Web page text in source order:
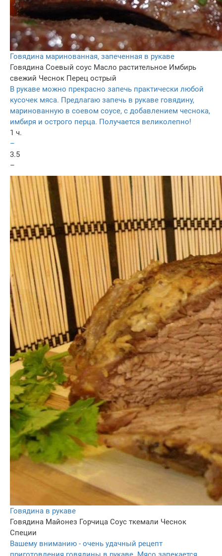
Говядина маринованная, запеченная в рукаве
Говядина Соевый соус Масло растительное Имбирь
свежий Чеснок Перец острый
В рукаве можно прекрасно запечь практически любой
кусочек мяса. Предлагаю запечь в рукаве говядину,
маринованную в соевом соусе, с добавлением чеснока,
имбиря и острого перца. Получается великолепно!
1 ч.
–
3.5
–
Говядина в рукаве
Говядина Майонез Горчица Соус ткемали Чеснок
Специи
Вашему вниманию - очень удачный рецепт